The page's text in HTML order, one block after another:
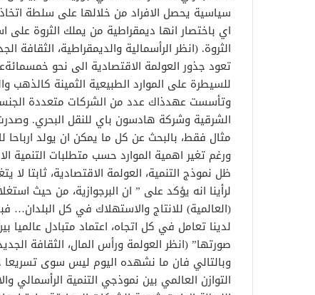
سياسية يحصل الافراد من خلالها على سلطة
اي باختصار انها ديمقراطية من يملك الثروة
الثروة. (انظر الرأسمالية والديمقراطية، الثقافة
تعود جذور العولمة الاقتصادية الى نحو
للسيطرة على الموارد الطبيعية الثمينة كالذهب
وتأسست عهدذاك عدد من الشركات متعددة
الشرقية وشركة هادسون باي للنقل البحري.
مثال فقط، بالبحث عن كل ما يمكن ان يولد ارباحا
ورغم تغير اهمية الموارد حسب متطلبات التنمية
ظل نموذج التنمية، العولمة الاقتصادية، ثابتا
لرأينا انه يؤكد على ” ان البرجوازية، من حيث
(العالمية) للانتاج والاستهلاك في كل البلدان…
لدينا تعامل في كل اتجاه، اعتماد متبادل عالميا
صورتها” (انظر العولمة ورأس المال، الثقافة الجديدة
وبالتالي فان ما نشهده اليوم ليس سوى تسريعا
التوازن العالمي بين نموذجي التنمية